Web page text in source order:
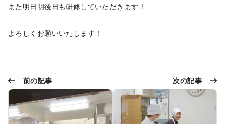
また明日明後日も研修していただきます！
よろしくお願いいたします！
前の記事 次の記事